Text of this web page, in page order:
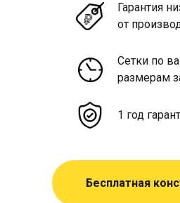
Гарантия
от
Сетки по
размерам
1 год
Бесплатная